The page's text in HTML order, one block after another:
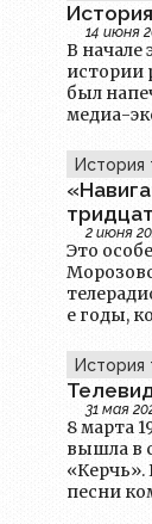
14 июня
В начале
истории
был
медиа-
История
2 июня
Это
е годы,
жизни —
местной
История
31 мая
8 марта
вышла в
«Керчь».
песни